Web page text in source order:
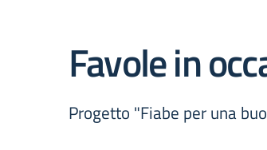
Favole in
Progetto "Fiabe per una